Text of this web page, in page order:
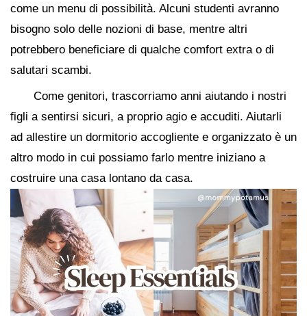
come un menu di possibilità. Alcuni studenti avranno
bisogno solo delle nozioni di base, mentre altri
potrebbero beneficiare di qualche comfort extra o di
salutari scambi.
Come genitori, trascorriamo anni aiutando i nostri
figli a sentirsi sicuri, a proprio agio e accuditi. Aiutarli
ad allestire un dormitorio accogliente e organizzato è un
altro modo in cui possiamo farlo mentre iniziano a
costruire una casa lontano da casa.